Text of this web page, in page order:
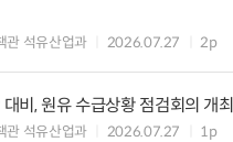
관 석유산업과 2026.07.27 2p
비, 원유 수급상황 점검회의 개최
관 석유산업과 2026.07.27 1p